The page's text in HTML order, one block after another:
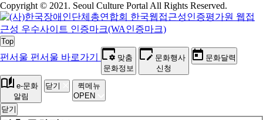
Copyright © 2021. Seoul Culture Portal All Rights Reserved.
Top
펀서울 펀서울 바로가기
맞춤
문화정보
문화행사
신청
문화달력
e-문화
알림
닫기
퀵메뉴
OPEN
닫기